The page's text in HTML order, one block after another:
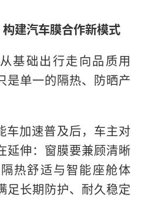
建汽车膜合作新模式
基础出行走向品质用
是单一的隔热、防晒产
车加速普及后，车主对
延伸：窗膜要兼顾清晰
热舒适与智能座舱体
足长期防护、耐久稳定